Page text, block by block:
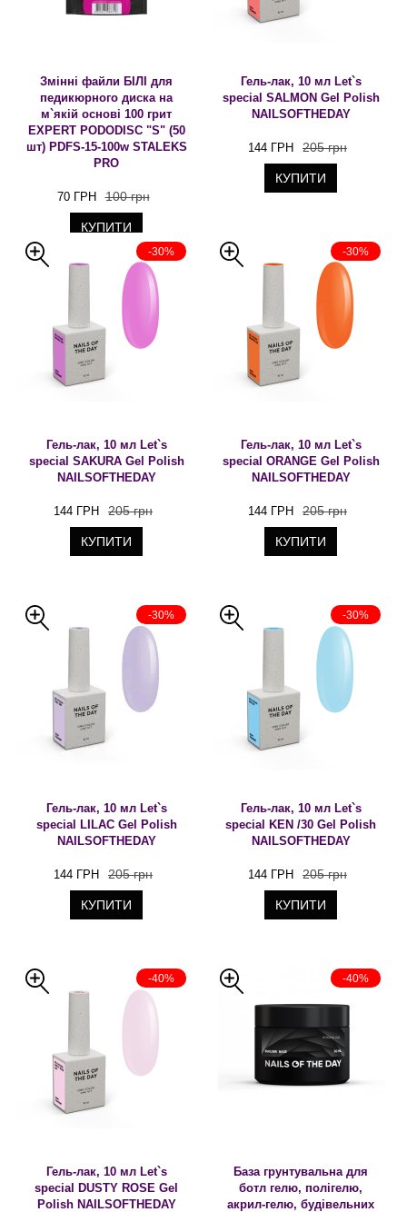
Змінні файли БІЛІ для
педикюрного диска на
м`якій основі 100 грит
EXPERT PODODISC "S" (50
шт) PDFS-15-100w STALEKS
PRO
70 ГРН 100 грн
КУПИТИ
Гель-лак, 10 мл Let`s
special SALMON Gel Polish
NAILSOFTHEDAY
144 ГРН 205 грн
КУПИТИ
-30%
Гель-лак, 10 мл Let`s
special SAKURA Gel Polish
NAILSOFTHEDAY
144 ГРН 205 грн
КУПИТИ
-30%
Гель-лак, 10 мл Let`s
special ORANGE Gel Polish
NAILSOFTHEDAY
144 ГРН 205 грн
КУПИТИ
-30%
Гель-лак, 10 мл Let`s
special LILAC Gel Polish
NAILSOFTHEDAY
144 ГРН 205 грн
КУПИТИ
-30%
Гель-лак, 10 мл Let`s
special KEN /30 Gel Polish
NAILSOFTHEDAY
144 ГРН 205 грн
КУПИТИ
-40%
Гель-лак, 10 мл Let`s
special DUSTY ROSE Gel
Polish NAILSOFTHEDAY
-40%
База грунтувальна для
ботл гелю, полігелю,
акрил-гелю, будівельних